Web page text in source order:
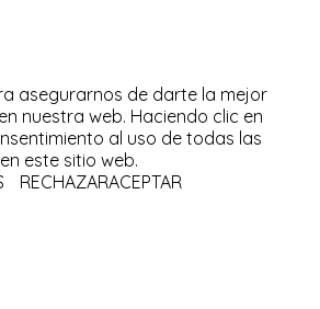
asegurarnos de darte la mejor
nuestra web. Haciendo clic en
al uso de todas las
este sitio web.
RECHAZARACEPTAR